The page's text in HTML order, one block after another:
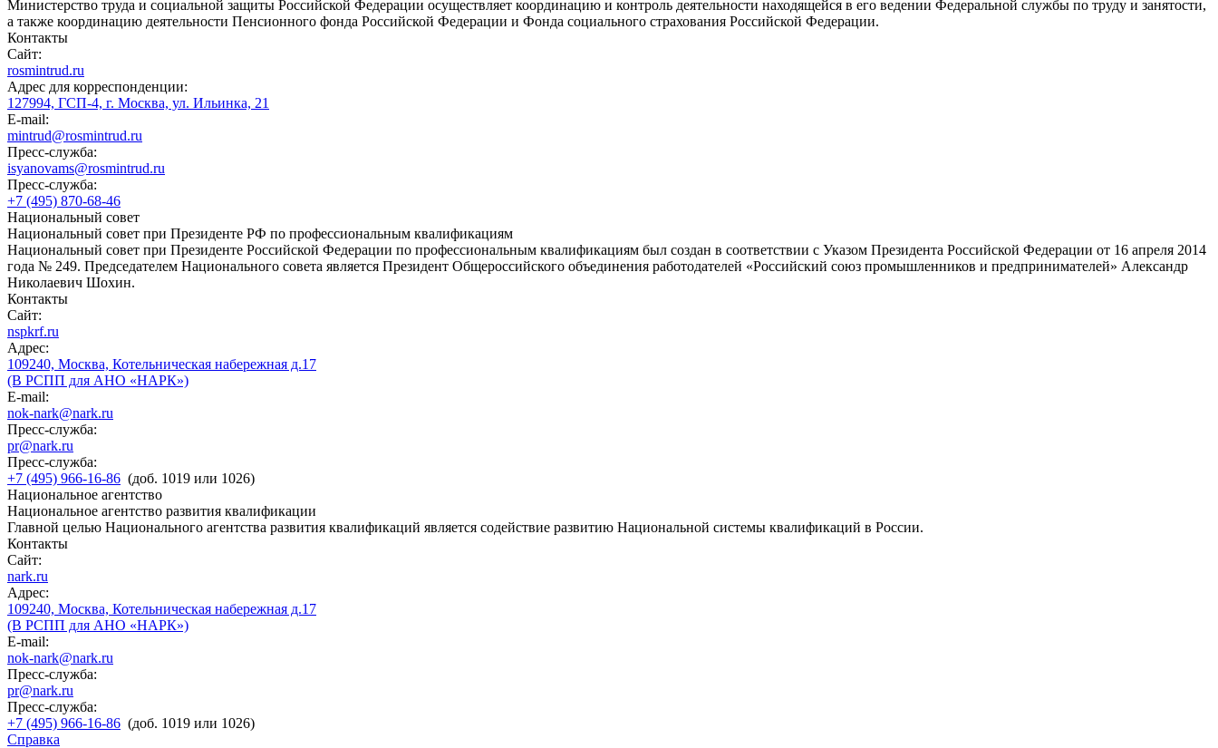
Министерство труда и социальной защиты Российской Федерации осуществляет координацию и контроль деятельности находящейся в его ведении Федеральной службы по труду и занятости,
а также координацию деятельности Пенсионного фонда Российской Федерации и Фонда социального страхования Российской Федерации.
Контакты
Сайт:
rosmintrud.ru
Адрес для корреспонденции:
127994, ГСП-4, г. Москва, ул. Ильинка, 21
E-mail:
mintrud@rosmintrud.ru
Пресс-служба:
isyanovams@rosmintrud.ru
Пресс-служба:
+7 (495) 870-68-46
Национальный совет
Национальный совет при Президенте РФ по профессиональным квалификациям
Национальный совет при Президенте Российской Федерации по профессиональным квалификациям был создан в соответствии с Указом Президента Российской Федерации от 16 апреля 2014
года № 249. Председателем Национального совета является Президент Общероссийского объединения работодателей «Российский союз промышленников и предпринимателей» Александр
Николаевич Шохин.
Контакты
Сайт:
nspkrf.ru
Адрес:
109240, Москва, Котельническая набережная д.17
(В РСПП для АНО «НАРК»)
E-mail:
nok-nark@nark.ru
Пресс-служба:
pr@nark.ru
Пресс-служба:
+7 (495) 966-16-86 (доб. 1019 или 1026)
Национальное агентство
Национальное агентство развития квалификации
Главной целью Национального агентства развития квалификаций является содействие развитию Национальной системы квалификаций в России.
Контакты
Сайт:
nark.ru
Адрес:
109240, Москва, Котельническая набережная д.17
(В РСПП для АНО «НАРК»)
E-mail:
nok-nark@nark.ru
Пресс-служба:
pr@nark.ru
Пресс-служба:
+7 (495) 966-16-86 (доб. 1019 или 1026)
Справка